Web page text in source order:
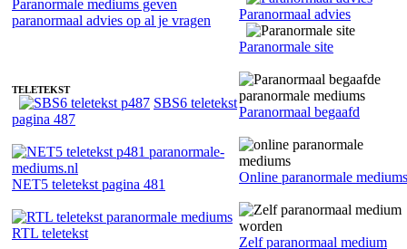
TELETEKST
SBS6 teletekst
pagina 487
NET5 teletekst pagina 481
RTL teletekst
Paranormaal advies
Paranormale site
Paranormaal begaafd
Online paranormale mediums
Zelf paranormaal medium